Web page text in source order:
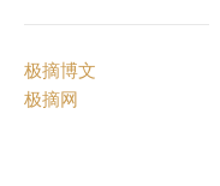
极摘博文
极摘网